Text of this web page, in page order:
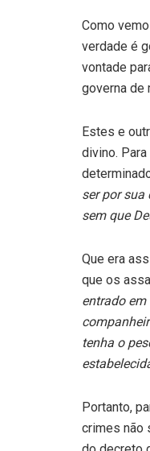
Como
verdade é
vontade
governa de
Estes e
divino.
ser por sua
sem que
Que era
que os
entrado
tenha o
Portanto,
crimes não